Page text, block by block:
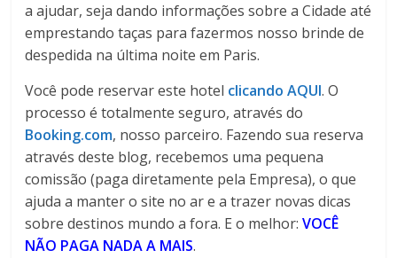
a ajudar, seja dando informações sobre a Cidade até
emprestando taças para fazermos nosso brinde de
despedida na última noite em Paris.
Você pode reservar este hotel clicando AQUI. O
processo é totalmente seguro, através do
Booking.com, nosso parceiro. Fazendo sua reserva
através deste blog, recebemos uma pequena
comissão (paga diretamente pela Empresa), o que
ajuda a manter o site no ar e a trazer novas dicas
sobre destinos mundo a fora. E o melhor:VOCÊ
NÃO PAGA NADA A MAIS.